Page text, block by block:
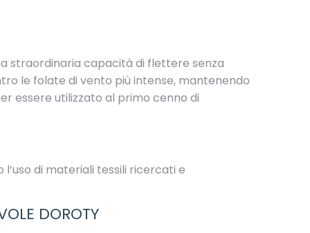
straordinaria capacità di flettere senza
le folate di vento più intense, mantenendo
essere utilizzato al primo cenno di
di materiali tessili ricercati e
DOROTY